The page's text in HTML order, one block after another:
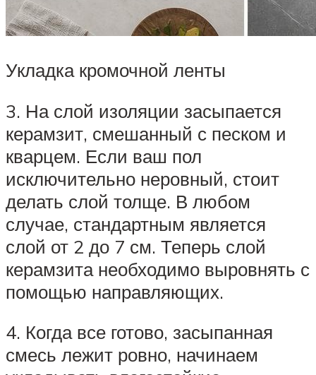
Укладка кромочной ленты
3. На слой изоляции засыпается
керамзит, смешанный с песком и
кварцем. Если ваш пол
исключительно неровный, стоит
делать слой толще. В любом
случае, стандартным является
слой от 2 до 7 см. Теперь слой
керамзита необходимо выровнять с
помощью направляющих.
4. Когда все готово, засыпанная
смесь лежит ровно, начинаем